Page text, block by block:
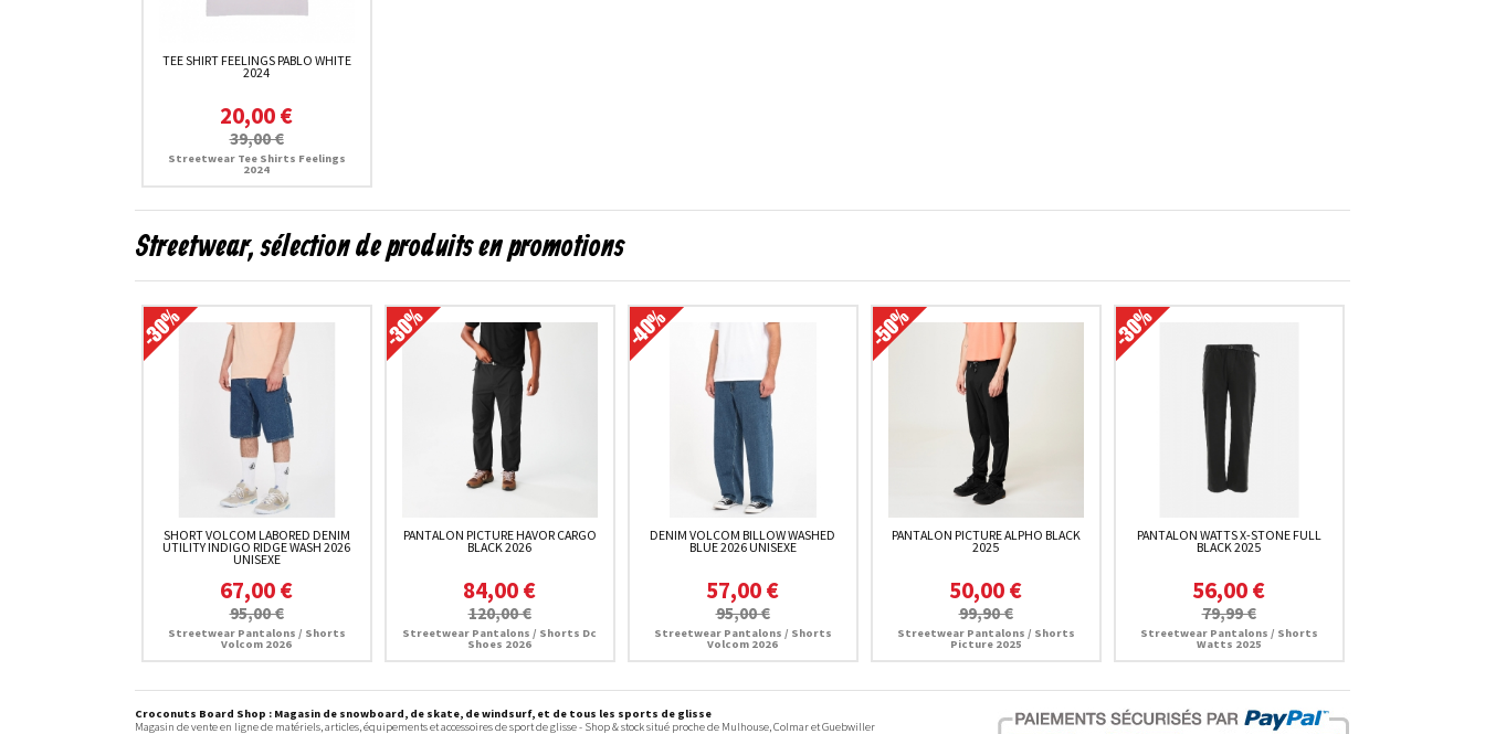
TEE SHIRT FEELINGS PABLO WHITE
2024
20,00 €
39,00 €
Streetwear Tee Shirts Feelings
2024
Streetwear, sélection de produits en promotions
SHORT VOLCOM LABORED DENIM
UTILITY INDIGO RIDGE WASH 2026
UNISEXE
67,00 €
95,00 €
Streetwear Pantalons / Shorts
Volcom 2026
PANTALON PICTURE HAVOR CARGO
BLACK 2026
84,00 €
120,00 €
Streetwear Pantalons / Shorts Dc
Shoes 2026
DENIM VOLCOM BILLOW WASHED
BLUE 2026 UNISEXE
57,00 €
95,00 €
Streetwear Pantalons / Shorts
Volcom 2026
PANTALON PICTURE ALPHO BLACK
2025
50,00 €
99,90 €
Streetwear Pantalons / Shorts
Picture 2025
PANTALON WATTS X-STONE FULL
BLACK 2025
56,00 €
79,99 €
Streetwear Pantalons / Shorts
Watts 2025
Croconuts Board Shop : Magasin de snowboard, de skate, de windsurf, et de tous les sports de glisse
Magasin de vente en ligne de matériels, articles, équipements et accessoires de sport de glisse - Shop & stock situé proche de Mulhouse, Colmar et Guebwiller